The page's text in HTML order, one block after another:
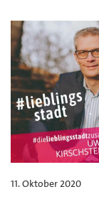
11. Oktober 2020